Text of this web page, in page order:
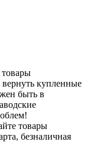
купленные
быть в
товары
безналичная